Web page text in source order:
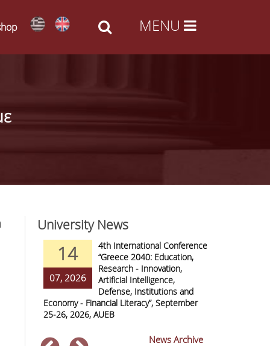
University News
14
07, 2026
4th International Conference
“Greece 2040: Education,
Research - Innovation,
Artificial Intelligence,
Defense, Institutions and
Economy - Financial Literacy”, September
25-26, 2026, AUEB
News Archive